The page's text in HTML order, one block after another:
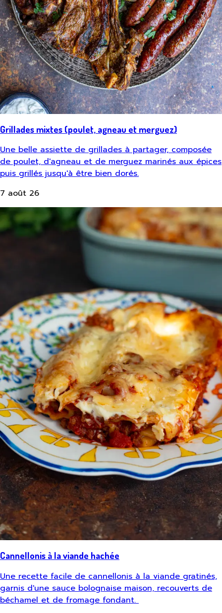
Grillades mixtes (poulet, agneau et merguez)
Une belle assiette de grillades à partager, composée
de poulet, d'agneau et de merguez marinés aux épices
puis grillés jusqu'à être bien dorés.
7 août 26
Cannellonis à la viande hachée
Une recette facile de cannellonis à la viande gratinés,
garnis d'une sauce bolognaise maison, recouverts de
béchamel et de fromage fondant.